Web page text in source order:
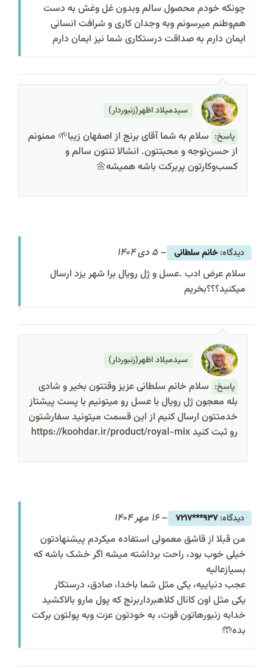
چونکه خودم محصول سالم وبدون غل وغش به دست
هم‌وطنم میرسونم وبه وجدان کاری و شرافت انسانی
ایمان دارم به صداقت درستکاری شما نیز ایمان دارم
سیدمیلاد اظهر(زنبوردار)
پاسخ: سلام به شما آقای برنج از اصفهان زیبا🌱 ممنونم
از حسن‌توجه و محبتتون. انشالا تنتون سالم و
کسب‌وکارتون پربرکت باشه همیشه🌼
خانم سلطانی – 5 دی 1404
سلام عرض ادب .عسل و ژل رویال برا شهر یزد ارسال
میکنید؟؟؟بخریم
سیدمیلاد اظهر(زنبوردار)
پاسخ: سلام خانم سلطانی عزیز وقتتون بخیر و شادی
بله معجون ژل رویال با عسل رو میتونیم با پست پیشتاز
خدمتتون ارسال کنیم از این قسمت میتونید سفارشتون
رو ثبت کنید https://koohdar.ir/product/royal-mix
937***7217
– 16 مهر 1404
من قبلا از قاشق معمولی استفاده میکردم پیشنهادتون
خیلی خوب بود، راحت برداشته میشه اگر خشک باشه که
بسیازعالیه
عجب دنیاییه، یکی مثل شما باخدا، صادق، درستکار
یکی مثل اون کانال کلاهبرداربرنج که پول مارو بالاکشید
خدابه زنبورهاتون قوت، به خودتون عزت وبه پولتون برکت
بده🤲